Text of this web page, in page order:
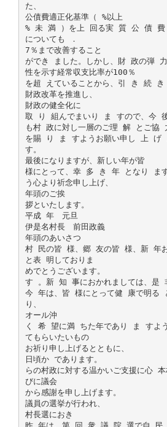
た、
公債費適正化基準（ %以上
% 未 満 ）を上 回る実 質 公 債
についても ．
7％まで改善すること
ができ ました。しかし、財 政の弾 力
性を示す経常収支比率が100％
を超 えていることから、引 き 続
財政改革を推進し、
財政の健全化に
取 り 組んでまいり ま すので、今
も村 政に対し一層のご理 解 とご協
を賜 り ま すようお願い申し 上 げ
す。
最後になりますが、新しい年が皆
様にとって、幸 多 き 年 となり ま
う心より祈念申し上げ、
年頭のご挨
拶といたします。
平成 年 元旦
伊是名村長 前田政義
年頭のあいさつ
村 民の皆 様、郷 友の皆 様、新 年
と表 明しておりま
めでとうございます。
す 。新 知 事におかれましては、是
今 年は、皆 様にとって健 康で明る
り、
オール沖
く 希 望に満 ちた年であり ま すよ
てもらいたいもの
お祈り申し上げるとともに、
日頃か であります。
らの村政に対する温かいご支援に心
びに議会
から感謝を申し上げます。
議員の選挙が行われ、
村長選におき
昨 年は、第 回 衆 議 院 選で自 民